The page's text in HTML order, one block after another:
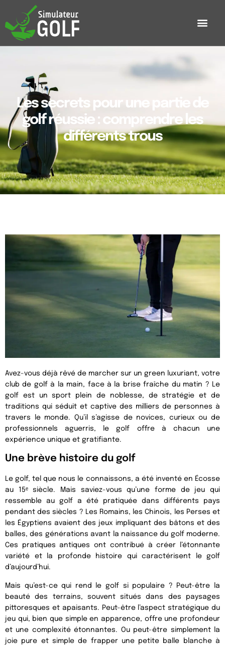
Les secrets pour une partie de
golf réussie : comprendre les
différents trous
Avez-vous déjà rêvé de marcher sur un green luxuriant, votre
club de golf à la main, face à la brise fraîche du matin ? Le
golf est un sport plein de noblesse, de stratégie et de
traditions qui séduit et captive des milliers de personnes à
travers le monde. Qu’il s’agisse de novices, curieux ou de
professionnels aguerris, le golf offre à chacun une
expérience unique et gratifiante.
Une brève histoire du golf
Le golf, tel que nous le connaissons, a été inventé en Écosse
au 15ᵉ siècle. Mais saviez-vous qu’une forme de jeu qui
ressemble au golf a été pratiquée dans différents pays
pendant des siècles ? Les Romains, les Chinois, les Perses et
les Égyptiens avaient des jeux impliquant des bâtons et des
balles, des générations avant la naissance du golf moderne.
Ces pratiques antiques ont contribué à créer l’étonnante
variété et la profonde histoire qui caractérisent le golf
d’aujourd’hui.
Mais qu’est-ce qui rend le golf si populaire ? Peut-être la
beauté des terrains, souvent situés dans des paysages
pittoresques et apaisants. Peut-être l’aspect stratégique du
jeu qui, bien que simple en apparence, offre une profondeur
et une complexité étonnantes. Ou peut-être simplement la
joie pure et simple de frapper une petite balle blanche à